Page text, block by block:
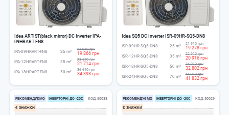
Idea ARTIST(black mirror) DC Inverter IPA-
09HRART-FN8
IPA-09HRART-FN8 25 m² 21 910 грн
19 866 грн
IPA-12HRART-FN8 35 m² 23 610 грн
21 714 грн
IPA-18HRART-FN8 50 m² 36 610 грн
34 398 грн
Idea SQ5 DC Inverter ISR-09HR-SQ5-DN8
ISR-09HR-SQ5-DN8 25 m² 21 910 грн
19 278 грн
ISR-12HR-SQ5-DN8 35 m² 22 910 грн
20 916 грн
ISR-18HR-SQ5-DN8 50 m² 34 910 грн
32 802 грн
ISR-24HR-SQ5-DN8 70 m² 44 910 грн
41 832 грн
РЕКОМЕНДУЄМО ІНВЕРТОРНІ ДО -20С
Є ЗНИЖКИ
КОД 50033 РЕКОМЕНДУЄМО ІНВЕРТОРНІ ДО -20С
Є ЗНИЖКИ
КОД 50029